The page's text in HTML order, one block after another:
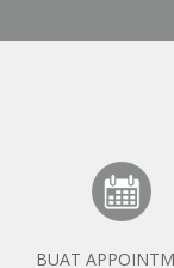
BUAT